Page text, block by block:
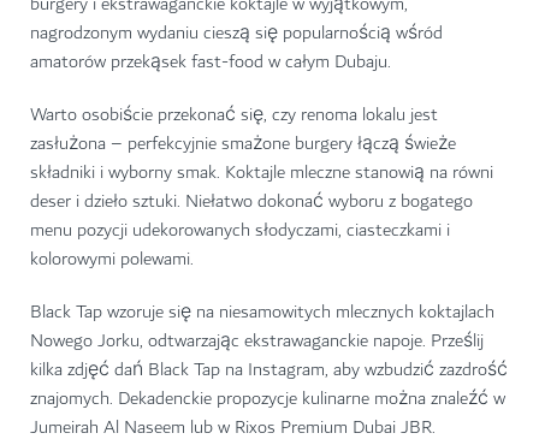
nagrodzonym wydaniu cieszą się popularnością wśród
amatorów przekąsek fast-food w całym Dubaju.
Warto osobiście przekonać się, czy renoma lokalu jest
zasłużona – perfekcyjnie smażone burgery łączą świeże
składniki i wyborny smak. Koktajle mleczne stanowią na równi
deser i dzieło sztuki. Niełatwo dokonać wyboru z bogatego
menu pozycji udekorowanych słodyczami, ciasteczkami i
kolorowymi polewami.
Black Tap wzoruje się na niesamowitych mlecznych koktajlach
Nowego Jorku, odtwarzając ekstrawaganckie napoje. Prześlij
kilka zdjęć dań Black Tap na Instagram, aby wzbudzić zazdrość
znajomych. Dekadenckie propozycje kulinarne można znaleźć w
Jumeirah Al Naseem lub w Rixos Premium Dubai JBR.